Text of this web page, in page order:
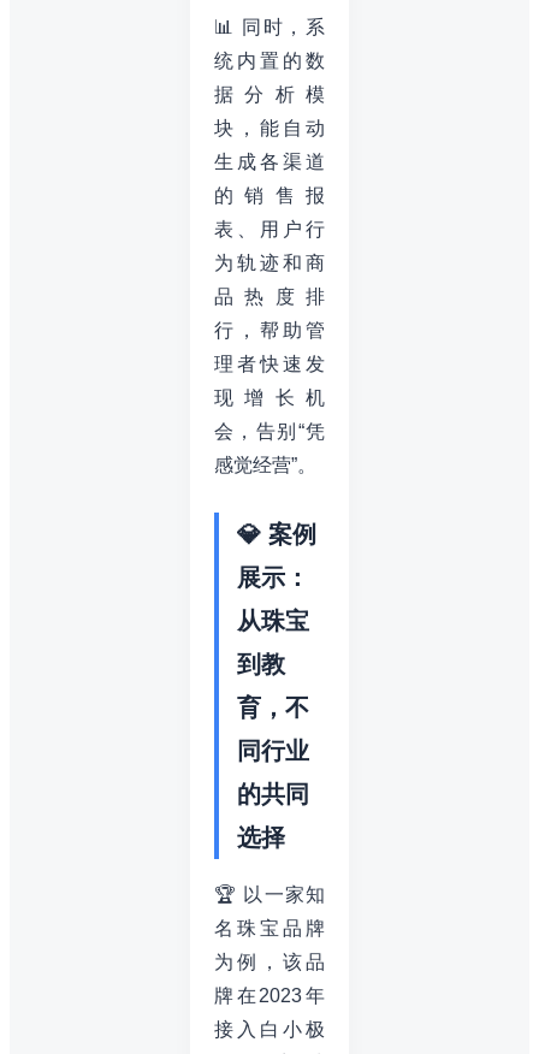
📊 同时，系
统内置的数
据分析模
块，能自动
生成各渠道
的销售报
表、用户行
为轨迹和商
品热度排
行，帮助管
理者快速发
现增长机
会，告别“凭
感觉经营”。
💎 案例
展示：
从珠宝
到教
育，不
同行业
的共同
选择
🏆 以一家知
名珠宝品牌
为例，该品
牌在2023年
接入白小极